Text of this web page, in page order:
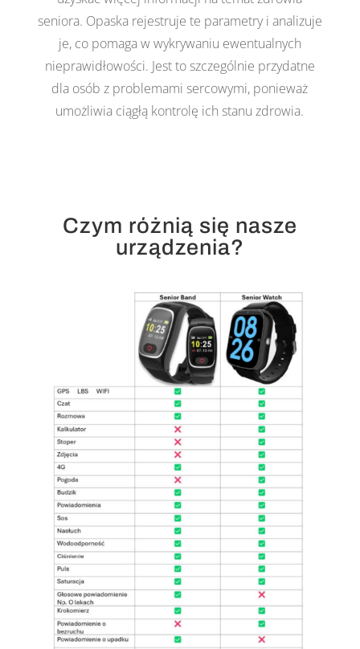
seniora. Opaska rejestruje te parametry i analizuje
je, co pomaga w wykrywaniu ewentualnych
nieprawidłowości. Jest to szczególnie przydatne
dla osób z problemami sercowymi, ponieważ
umożliwia ciągłą kontrolę ich stanu zdrowia.
Czym różnią się nasze
urządzenia?